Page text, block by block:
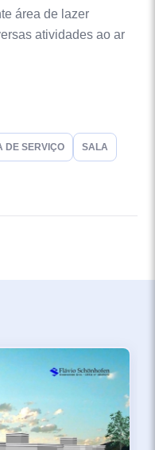
área de lazer
atividades ao ar
DE SERVIÇO SALA